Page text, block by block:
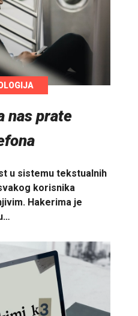
nas prate
u sistemu tekstualnih
korisnika
Hakerima je